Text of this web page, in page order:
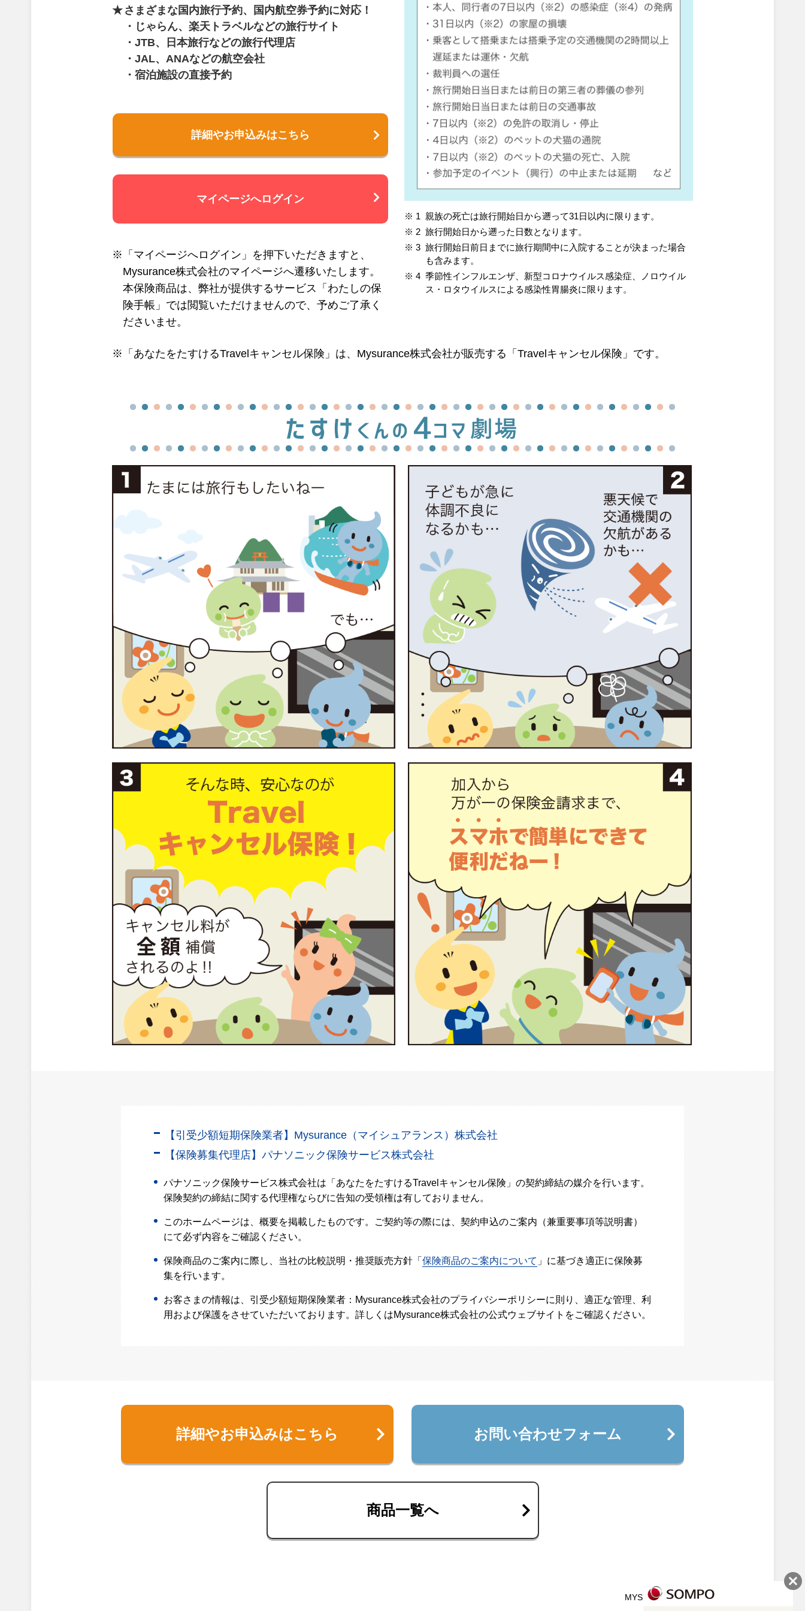
さまざまな国内旅行予約、国内航空券予約に対応！
・じゃらん、楽天トラベルなどの旅行サイト
・JTB、日本旅行などの旅行代理店
・JAL、ANAなどの航空会社
・宿泊施設の直接予約
詳細やお申込みはこちら
マイページへログイン
※「マイページへログイン」を押下いただきますと、
Mysurance株式会社のマイページへ遷移いたします。
本保険商品は、弊社が提供するサービス「わたしの保
険手帳」では閲覧いただけませんので、予めご了承く
ださいませ。
親族の死亡は旅行開始日から遡って31日以内に限ります。
旅行開始日から遡った日数となります。
旅行開始日前日までに旅行期間中に入院することが決まった場合
も含みます。
季節性インフルエンザ、新型コロナウイルス感染症、ノロウイル
ス・ロタウイルスによる感染性胃腸炎に限ります。
※「あなたをたすけるTravelキャンセル保険」は、Mysurance株式会社が販売する「Travelキャンセル保険」です。
【引受少額短期保険業者】Mysurance（マイシュアランス）株式会社
【保険募集代理店】パナソニック保険サービス株式会社
パナソニック保険サービス株式会社は「あなたをたすけるTravelキャンセル保険」の契約締結の媒介を行います。
保険契約の締結に関する代理権ならびに告知の受領権は有しておりません。
このホームページは、概要を掲載したものです。ご契約等の際には、契約申込のご案内（兼重要事項等説明書）
にて必ず内容をご確認ください。
保険商品のご案内に際し、当社の比較説明・推奨販売方針「 保険商品のご案内について 」に基づき適正に保険募
集を行います。
お客さまの情報は、引受少額短期保険業者：Mysurance株式会社のプライバシーポリシーに則り、適正な管理、利
用および保護をさせていただいております。詳しくはMysurance株式会社の公式ウェブサイトをご確認ください。
詳細やお申込みはこちら お問い合わせフォーム
商品一覧へ
MYS25-100427